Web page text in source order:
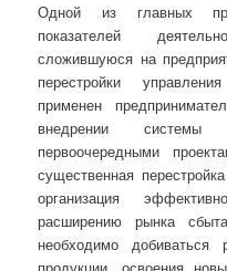
Одной из главных
показателей
сложившуюся на
перестройки
применен
внедрении системы
первоочередными
существенная
организация
расширению рынка
необходимо добиваться